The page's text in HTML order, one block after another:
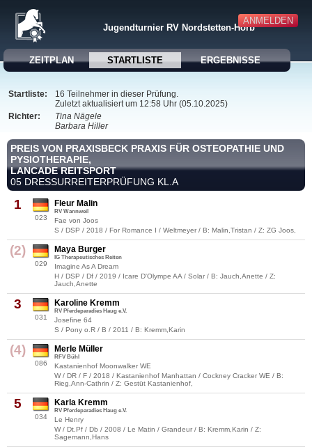
ANMELDEN
Jugendturnier RV Nordstetten-Horb
ZEITPLAN STARTLISTE ERGEBNISSE
Startliste:
16 Teilnehmer in dieser Prüfung.
Zuletzt aktualisiert um 12:58 Uhr (05.10.2025)
Richter:
Tina Nägele
Barbara Hiller
PREIS VON PRAXISBECK PRAXIS FÜR OSTEOPATHIE UND
PYSIOTHERAPIE,
LANCADE REITSPORT
05 DRESSURREITERPRÜFUNG KL.A
1
023
Fleur Malin
RV Wannweil
Fae von Joos
S / DSP / 2018 / For Romance I / Weltmeyer / B: Malin,Tristan / Z: ZG Joos,
(2)
029
Maya Burger
IG Therapeutisches Reiten
Imagine As A Dream
H / DSP / Df / 2019 / Icare D'Olympe AA / Solar / B: Jauch,Anette / Z:
Jauch,Anette
3
031
Karoline Kremm
RV Pferdeparadies Haug e.V.
Josefine 64
S / Pony o.R / B / 2011 / B: Kremm,Karin
(4)
086
Merle Müller
RFV Bühl
Kastanienhof Moonwalker WE
W / DR / F / 2018 / Kastanienhof Manhattan / Cockney Cracker WE / B:
Rieg,Ann-Cathrin / Z: Gestüt Kastanienhof,
5
034
Karla Kremm
RV Pferdeparadies Haug e.V.
Le Henry
W / Dt.Pf / Db / 2008 / Le Matin / Grandeur / B: Kremm,Karin / Z:
Sagemann,Hans